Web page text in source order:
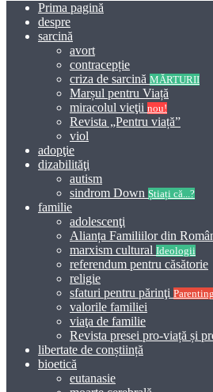
Prima pagină
despre
sarcină
avort
contracepție
criza de sarcină MĂRTURII
Marșul pentru Viață
miracolul vieţii nou!
Revista „Pentru viață”
viol
adopţie
dizabilităţi
autism
sindrom Down Știați că...?
familie
adolescenţi
Alianța Familiilor din
marxism cultural Ideologii
referendum pentru căsătorie
religie
sfaturi pentru părinţi Parenting
valorile familiei
viaţa de familie
Revista presei pro-viață și
libertate de conștiință
bioetică
eutanasie